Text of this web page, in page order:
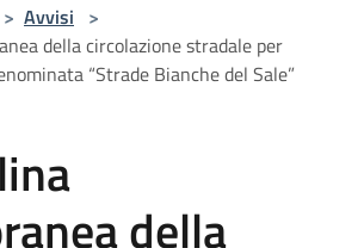
> Avvisi >
della circolazione stradale per
“Strade Bianche del Sale”
della